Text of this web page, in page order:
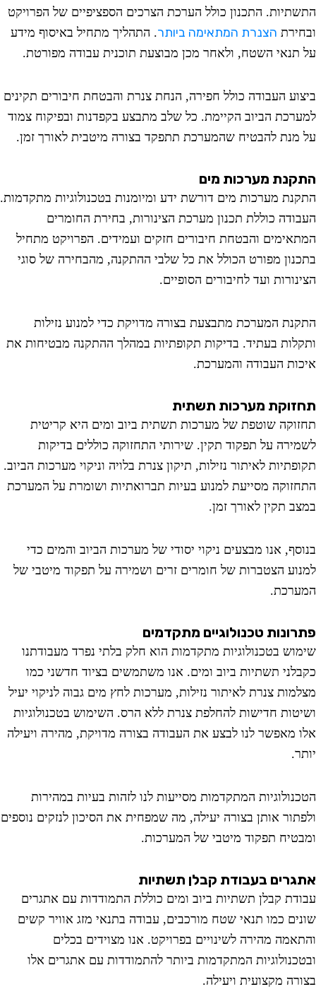
התכנון כולל הערכת הצרכים הספציפיים של הפרויקט
הצנרת המתאימה ביותר. התהליך מתחיל באיסוף מידע
השטח, ולאחר מכן מבוצעת תוכנית עבודה מפורטת.
העבודה כולל חפירה, הנחת צנרת והבטחת חיבורים תקינים
הביוב הקיימת. כל שלב מתבצע בקפדנות ובפיקוח צמוד
להבטיח שהמערכת תתפקד בצורה מיטבית לאורך זמן.
מערכות מים
מערכות מים דורשת ידע ומיומנות בטכנולוגיות מתקדמות.
כוללת תכנון מערכת הצינורות, בחירת החומרים
והבטחת חיבורים חזקים ועמידים. הפרויקט מתחיל
מפורט הכולל את כל שלבי ההתקנה, מהבחירה של סוגי
ועד לחיבורים הסופיים.
המערכת מתבצעת בצורה מדויקת כדי למנוע נזילות
בעתיד. בדיקות תקופתיות במהלך ההתקנה מבטיחות את
העבודה והמערכת.
מערכות תשתית
שוטפת של מערכות תשתית ביוב ומים היא קריטית
על תפקוד תקין. שירותי התחזוקה כוללים בדיקות
לאיתור נזילות, תיקון צנרת בלויה וניקוי מערכות הביוב.
מסייעת למנוע בעיות תברואתיות ושומרת על המערכת
תקין לאורך זמן.
אנו מבצעים ניקוי יסודי של מערכות הביוב והמים כדי
הצטברות של חומרים זרים ושמירה על תפקוד מיטבי של
טכנולוגיים מתקדמים
בטכנולוגיות מתקדמות הוא חלק בלתי נפרד מעבודתנו
תשתיות ביוב ומים. אנו משתמשים בציוד חדשני כמו
צנרת לאיתור נזילות, מערכות לחץ מים גבוה לניקוי יעיל
חדישות להחלפת צנרת ללא הרס. השימוש בטכנולוגיות
מאפשר לנו לבצע את העבודה בצורה מדויקת, מהירה ויעילה
המתקדמות מסייעות לנו לזהות בעיות במהירות
אותן בצורה יעילה, מה שמפחית את הסיכון לנזקים נוספים
תפקוד מיטבי של המערכות.
בעבודת קבלן תשתיות
קבלן תשתיות ביוב ומים כוללת התמודדות עם אתגרים
כמו תנאי שטח מורכבים, עבודה בתנאי מזג אוויר קשים
מהירה לשינויים בפרויקט. אנו מצוידים בכלים
המתקדמות ביותר להתמודדות עם אתגרים אלו
מקצועית ויעילה.